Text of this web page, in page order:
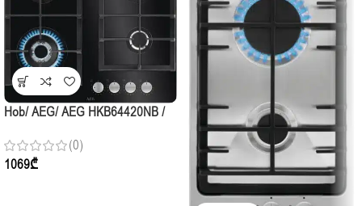
Hob/ AEG/ AEG HKB64420NB /
(0)
1069₾